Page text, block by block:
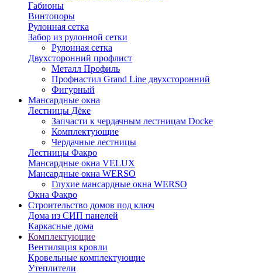
Габионы
Винтопоры
Рулонная сетка
Забор из рулонной сетки
Рулонная сетка
Двухсторонний профлист
Металл Профиль
Профнастил Grand Line двухсторонний
Фигурный
Мансардные окна
Лестницы Дёке
Запчасти к чердачным лестницам Docke
Комплектующие
Чердачные лестницы
Лестницы Факро
Мансардные окна VELUX
Мансардные окна WERSO
Глухие мансардные окна WERSO
Окна Факро
Строительство домов под ключ
Дома из СИП панелей
Каркасные дома
Комплектующие
Вентиляция кровли
Кровельные комплектующие
Утеплители